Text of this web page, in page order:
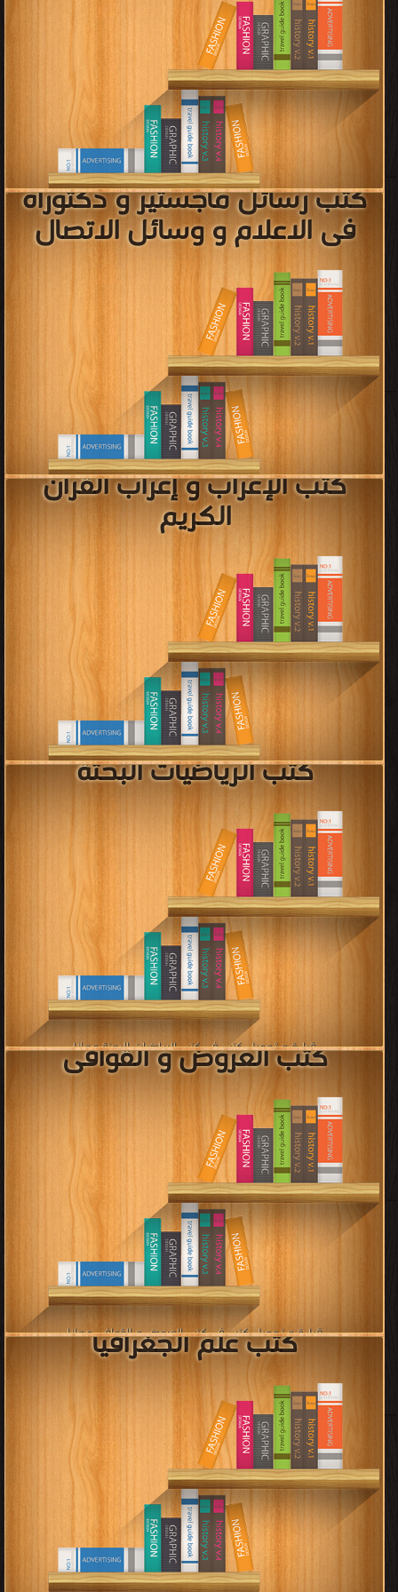
الحيوية مجانا
[ 0 كتاب/كتب ]
كتب كيمياء فيزيائية
قراءة و تحميل كتب في كتب كيمياء فيزيائية مجانا
[ 83 كتاب/كتب ]
كتب الإحصاء
قراءة و تحميل كتب في كتب الإحصاء مجانا
[ 18 كتاب/كتب ]
إعلان:
كتب علم الكيمياء
قراءة و تحميل كتب في كتب علم الكيمياء مجانا
[ 316 كتاب/كتب ]
كتب أمثال شعبية عربية
قراءة و تحميل كتب في كتب أمثال شعبية عربية مجانا
[ 37 كتاب/كتب ]
كتب الانتاج الحيوانى
قراءة و تحميل كتب في كتب الانتاج الحيوانى مجانا